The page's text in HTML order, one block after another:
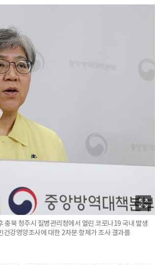
북 청주시 질병관리청에서 열린 코로나19 국내 발생
강영양조사에 대한 2차분 항체가 조사 결과를